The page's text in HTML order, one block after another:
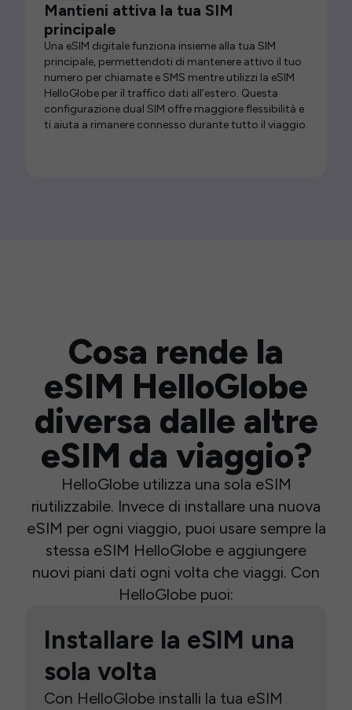
Mantieni attiva la tua SIM
principale
Una eSIM digitale funziona insieme alla tua SIM
principale, permettendoti di mantenere attivo il tuo
numero per chiamate e SMS mentre utilizzi la eSIM
HelloGlobe per il traffico dati all’estero. Questa
configurazione dual SIM offre maggiore flessibilità e
ti aiuta a rimanere connesso durante tutto il viaggio.
Cosa rende la
eSIM HelloGlobe
diversa dalle altre
eSIM da viaggio?
HelloGlobe utilizza una sola eSIM
riutilizzabile. Invece di installare una nuova
eSIM per ogni viaggio, puoi usare sempre la
stessa eSIM HelloGlobe e aggiungere
nuovi piani dati ogni volta che viaggi. Con
HelloGlobe puoi:
Installare la eSIM una
sola volta
Con HelloGlobe installi la tua eSIM